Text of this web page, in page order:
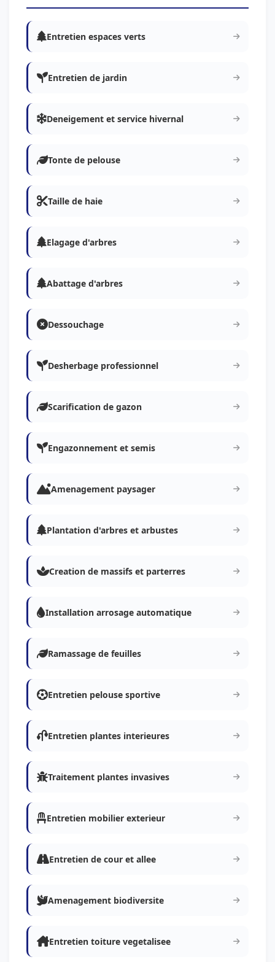
Entretien espaces verts
Entretien de jardin
Deneigement et service hivernal
Tonte de pelouse
Taille de haie
Elagage d'arbres
Abattage d'arbres
Dessouchage
Desherbage professionnel
Scarification de gazon
Engazonnement et semis
Amenagement paysager
Plantation d'arbres et arbustes
Creation de massifs et parterres
Installation arrosage automatique
Ramassage de feuilles
Entretien pelouse sportive
Entretien plantes interieures
Traitement plantes invasives
Entretien mobilier exterieur
Entretien de cour et allee
Amenagement biodiversite
Entretien toiture vegetalisee